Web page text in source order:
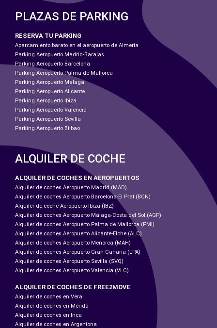
PLAZAS DE PARKING
RESERVA TU PARKING
Aparcamiento barato en el aeropuerto de Almeria
Parking Aeropuerto Madrid-Barajas
Parking Aeropuerto Barcelona
Parking Aeropuerto Palma de Mallorca
Parking Aeropuerto Malaga
Parking Aeropuerto Alicante
Parking Aeropuerto Ibiza
Parking Aeropuerto Valencia
Parking Aeropuerto Sevilla
Parking Aeropuerto Bilbao
ALQUILER DE COCHE
ALQUILER DE COCHES EN AEROPUERTOS
Alquiler de coches Aeropuerto Madrid (MAD)
Alquiler de coches Aeropuerto Barcelona-El Prat (BCN)
Alquiler de coche Aeropuerto Ibiza (IBZ)
Alquiler de coches Aeropuerto Málaga-Costa del Sol (AGP)
Alquiler de coches Aeropuerto Palma de Mallorca (PMI)
Alquiler de coches Aeropuerto Alicante-Elche (ALC)
Alquiler de coches Aeropuerto Menorca (MAH)
Alquiler de coches Aeropuerto Gran Canaria (LPA)
Alquiler de coches Aeropuerto Sevilla (SVQ)
Alquiler de coches Aeropuerto Valencia (VLC)
ALQUILER DE COCHES DE FREE2MOVE
Alquiler de coches en Vera
Alquiler de coches en Mérida
Alquiler de coches en Inca
Alquiler de coches en Argentona